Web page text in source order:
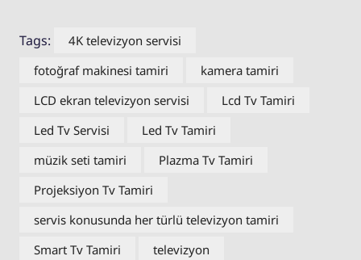
Tags:
4K televizyon servisi
fotoğraf makinesi tamiri
kamera tamiri
LCD ekran televizyon servisi
Lcd Tv Tamiri
Led Tv Servisi
Led Tv Tamiri
müzik seti tamiri
Plazma Tv Tamiri
Projeksiyon Tv Tamiri
servis konusunda her türlü televizyon tamiri
Smart Tv Tamiri
televizyon